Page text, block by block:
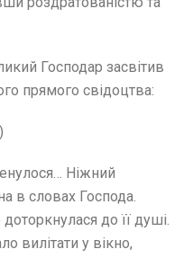
Господар засвітив
прямого свідоцтва:
Ніжний
в словах Господа.
до її душі.
вилітати у вікно,